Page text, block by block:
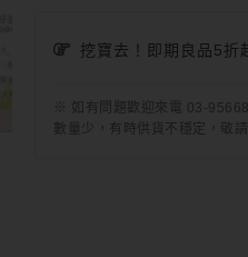
挖寶去！即期良品5折
※ 如有問題歡迎來電 03-
數量少，有時供貨不穩定，敬請